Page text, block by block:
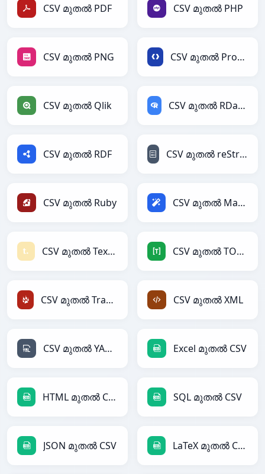
CSV മുതൽ PDF CSV മുതൽ PHP
CSV മുതൽ PNG CSV മുതൽ Protobuf
CSV മുതൽ Qlik CSV മുതൽ RDataFrame
CSV മുതൽ RDF CSV മുതൽ reStructuredText
CSV മുതൽ Ruby CSV മുതൽ Magic
CSV മുതൽ Textile CSV മുതൽ TOML
CSV മുതൽ TracWiki CSV മുതൽ XML
CSV മുതൽ YAML Excel മുതൽ CSV
HTML മുതൽ CSV SQL മുതൽ CSV
JSON മുതൽ CSV LaTeX മുതൽ CSV